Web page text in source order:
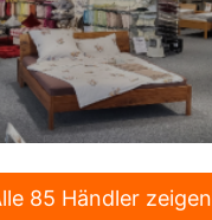
85 Händler zeigen